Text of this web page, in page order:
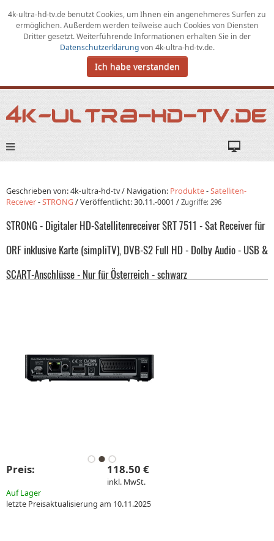
4k-ultra-hd-tv.de benutzt Cookies, umIhnen ein angenehmeres Surfen zu
ermöglichen.Außerdem werden teilweise auch Cookies von Diensten
Dritter gesetzt. Weiterführende Informationen erhalten Sie in der
Datenschutzerklärungvon 4k-ultra-hd-tv.de.
Ich habe verstanden
Geschrieben von: 4k-ultra-hd-tv / Navigation: Produkte-Satelliten-
Receiver-STRONG/Veröffentlicht:30.11.-0001 / Zugriffe: 296
STRONG - Digitaler HD-Satellitenreceiver SRT 7511 - Sat Receiver für
ORF inklusive Karte (simpliTV), DVB-S2 Full HD - Dolby Audio - USB &
SCART-Anschlüsse - Nur für Österreich - schwarz
Preis: 118.50 €
inkl. MwSt.
Auf Lager
letzte Preisaktualisierung am 10.11.2025